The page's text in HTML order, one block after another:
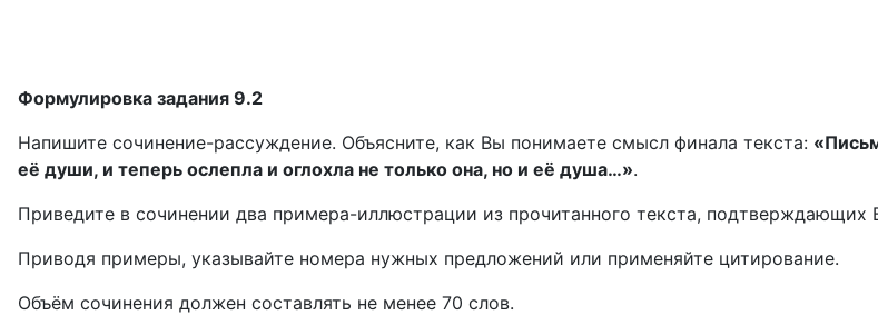
Формулировка задания 9.2
Напишите сочинение-рассуждение. Объясните, как Вы понимаете смысл финала текста:
её души, и теперь ослепла и оглохла не только она, но и её душа…».
Приведите в сочинении два примера-иллюстрации из прочитанного текста, подтверждающих
Приводя примеры, указывайте номера нужных предложений или применяйте цитирование.
Объём сочинения должен составлять не менее 70 слов.